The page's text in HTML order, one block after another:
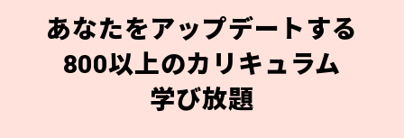
あなたをアップデートする
800以上のカリキュラム
学び放題